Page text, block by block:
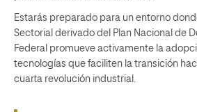
Estarás preparado para un entorno
Sectorial derivado del Plan Nacional de
Federal promueve activamente la
tecnologías que faciliten la transición
cuarta revolución industrial.